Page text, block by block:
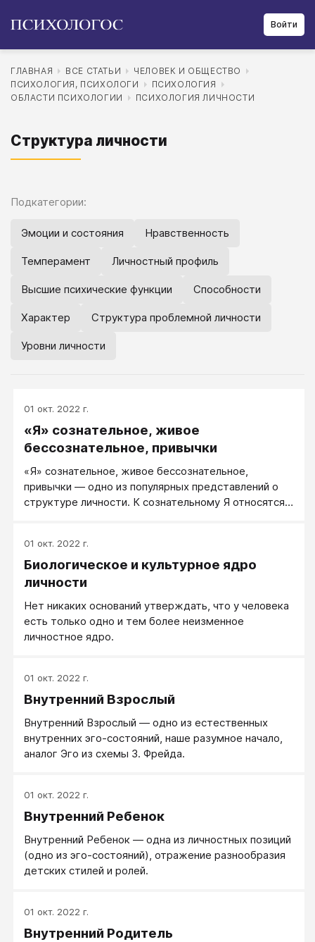
Войти
ГЛАВНАЯ ВСЕ СТАТЬИ
ЧЕЛОВЕК И ОБЩЕСТВО
ПСИХОЛОГИЯ, ПСИХОЛОГИ
ПСИХОЛОГИЯ
ОБЛАСТИ ПСИХОЛОГИИ
ПСИХОЛОГИЯ ЛИЧНОСТИ
Структура личности
Подкатегории:
Эмоции и состояния Нравственность
Темперамент Личностный профиль
Высшие психические функции Способности
Характер Структура проблемной личности
Уровни личности
01 окт. 2022 г.
«Я» сознательное, живое
бессознательное, привычки
«Я» сознательное, живое бессознательное,
привычки ― одно из популярных представлений о
структуре личности. К сознательному Я относятся
бессознательное ― неосознаваемые влечения,
условные выгоды и страхи, личностно-
психологические установки.
01 окт. 2022 г.
Биологическое и культурное ядро
личности
Нет никаких оснований утверждать, что у человека
есть только одно и тем более неизменное
личностное ядро.
01 окт. 2022 г.
Внутренний Взрослый
Внутренний Взрослый — одно из естественных
внутренних эго-состояний, наше разумное начало,
аналог Эго из схемы З. Фрейда.
01 окт. 2022 г.
Внутренний Ребенок
Внутренний Ребенок — одна из личностных позиций
(одно из эго-состояний), отражение разнообразия
детских стилей и ролей.
01 окт. 2022 г.
Внутренний Родитель